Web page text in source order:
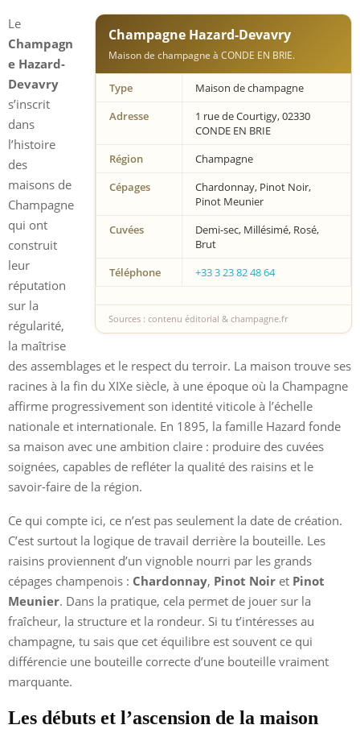
Champagne Hazard-Devavry
Maison de champagne à CONDE EN BRIE.
Type
Maison de champagne
Adresse
1 rue de Courtigy, 02330
CONDE EN BRIE
Région
Champagne
Cépages
Chardonnay, Pinot Noir,
Pinot Meunier
Cuvées
Demi-sec, Millésimé, Rosé,
Brut
Téléphone
+33 3 23 82 48 64
Sources : contenu éditorial & champagne.fr
Le
Champagn
e Hazard-
Devavry
s’inscrit
dans
l’histoire
des
maisons de
Champagne
qui ont
construit
leur
réputation
sur la
régularité,
la maîtrise
des assemblages et le respect du terroir. La maison trouve ses
racines à la fin du XIXe siècle, à une époque où la Champagne
affirme progressivement son identité viticole à l’échelle
nationale et internationale. En 1895, la famille Hazard fonde
sa maison avec une ambition claire : produire des cuvées
soignées, capables de refléter la qualité des raisins et le
savoir-faire de la région.
Ce qui compte ici, ce n’est pas seulement la date de création.
C’est surtout la logique de travail derrière la bouteille. Les
raisins proviennent d’un vignoble nourri par les grands
cépages champenois : Chardonnay, Pinot Noir et Pinot
Meunier. Dans la pratique, cela permet de jouer sur la
fraîcheur, la structure et la rondeur. Si tu t’intéresses au
champagne, tu sais que cet équilibre est souvent ce qui
différencie une bouteille correcte d’une bouteille vraiment
marquante.
Les débuts et l’ascension de la maison